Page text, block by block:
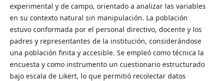
experimental y de campo, orientado a analizar las variables
en su contexto natural sin manipulación. La población
estuvo conformada por el personal directivo, docente y los
padres y representantes de la institución, considerándose
una población finita y accesible. Se empleó como técnica la
encuesta y como instrumento un cuestionario estructurado
bajo escala de Likert, lo que permitió recolectar datos